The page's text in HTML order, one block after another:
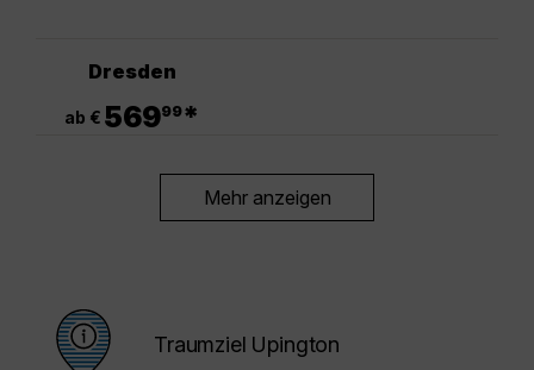
Dresden
ab € 56999*
Mehr anzeigen
Traumziel Upington